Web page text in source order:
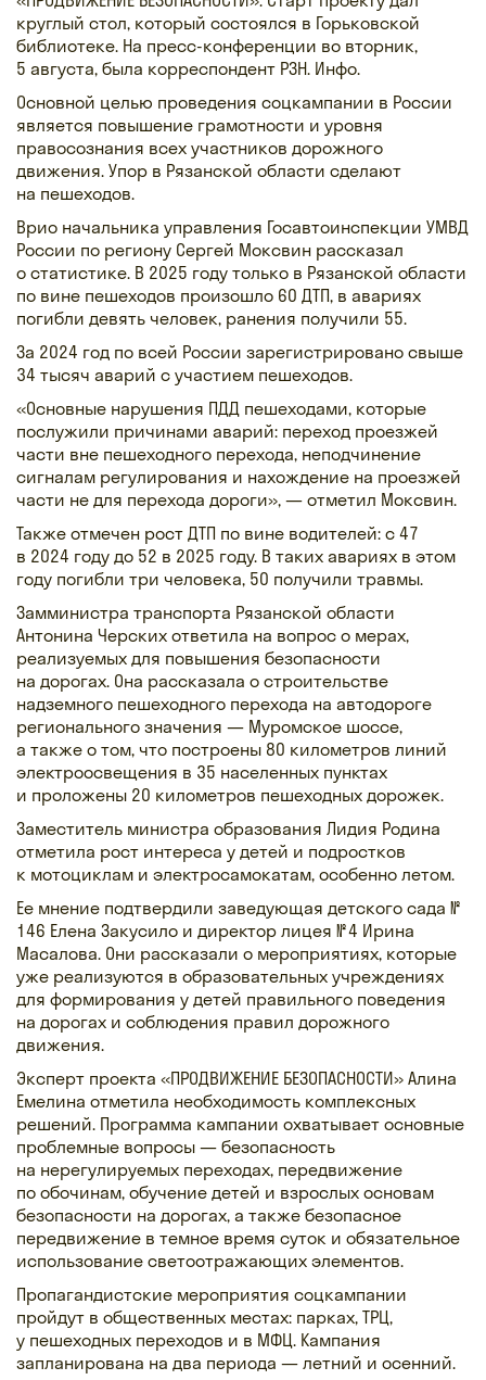
круглый стол, который состоялся в Горьковской
библиотеке. На пресс-конференции во вторник,
5 августа, была корреспондент РЗН. Инфо.
Основной целью проведения соцкампании в России
является повышение грамотности и уровня
правосознания всех участников дорожного
движения. Упор в Рязанской области сделают
на пешеходов.
Врио начальника управления Госавтоинспекции УМВД
России по региону Сергей Моксвин рассказал
о статистике. В 2025 году только в Рязанской области
по вине пешеходов произошло 60 ДТП, в авариях
погибли девять человек, ранения получили 55.
За 2024 год по всей России зарегистрировано свыше
34 тысяч аварий с участием пешеходов.
«Основные нарушения ПДД пешеходами, которые
послужили причинами аварий: переход проезжей
части вне пешеходного перехода, неподчинение
сигналам регулирования и нахождение на проезжей
части не для перехода дороги», — отметил Моксвин.
Также отмечен рост ДТП по вине водителей: с 47
в 2024 году до 52 в 2025 году. В таких авариях в этом
году погибли три человека, 50 получили травмы.
Замминистра транспорта Рязанской области
Антонина Черских ответила на вопрос о мерах,
реализуемых для повышения безопасности
на дорогах. Она рассказала о строительстве
надземного пешеходного перехода на автодороге
регионального значения — Муромское шоссе,
а также о том, что построены 80 километров линий
электроосвещения в 35 населенных пунктах
и проложены 20 километров пешеходных дорожек.
Заместитель министра образования Лидия Родина
отметила рост интереса у детей и подростков
к мотоциклам и электросамокатам, особенно летом.
Ее мнение подтвердили заведующая детского сада №
146 Елена Закусило и директор лицея № 4 Ирина
Масалова. Они рассказали о мероприятиях, которые
уже реализуются в образовательных учреждениях
для формирования у детей правильного поведения
на дорогах и соблюдения правил дорожного
движения.
Эксперт проекта «ПРОДВИЖЕНИЕ БЕЗОПАСНОСТИ» Алина
Емелина отметила необходимость комплексных
решений. Программа кампании охватывает основные
проблемные вопросы — безопасность
на нерегулируемых переходах, передвижение
по обочинам, обучение детей и взрослых основам
безопасности на дорогах, а также безопасное
передвижение в темное время суток и обязательное
использование светоотражающих элементов.
Пропагандистские мероприятия соцкампании
пройдут в общественных местах: парках, ТРЦ,
у пешеходных переходов и в МФЦ. Кампания
запланирована на два периода — летний и осенний.